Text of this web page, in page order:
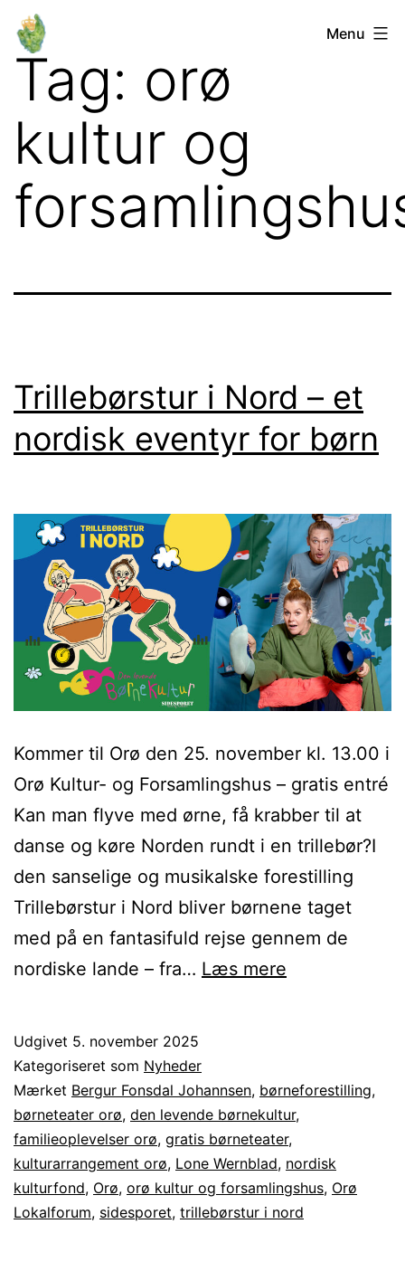
Fortsæt
indhold
Orø
Lokalforum
Menu
Tag: orø
kultur og
Trillebørstur i Nord – et
nordisk eventyr for børn
Kommer til Orø den 25. november kl. 13.00 i
Orø Kultur- og Forsamlingshus – gratis entré
Kan man flyve med ørne, få krabber til at
danse og køre Norden rundt i en trillebør?I
den sanselige og musikalske forestilling
Trillebørstur i Nord bliver børnene taget
med på en fantasifuld rejse gennem de
nordiske lande – fra… Læs mere
et
nordisk
eventyr
for
børn
Udgivet 5. november 2025
Kategoriseret som Nyheder
Mærket Bergur Fonsdal Johannsen, børneforestilling,
børneteater orø, den levende børnekultur,
familieoplevelser orø, gratis børneteater,
kulturarrangement orø, Lone Wernblad, nordisk
kulturfond, Orø, orø kultur og forsamlingshus, Orø
Lokalforum, sidesporet, trillebørstur i nord